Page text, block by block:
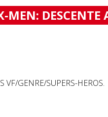
MEN: DESCENTE
GENRE/SUPERS-HEROS.